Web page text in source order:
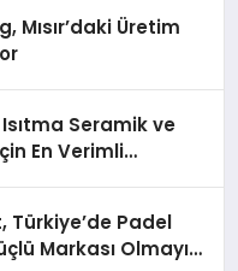
Mısır’daki Üretim
Seramik ve
En Verimli
Türkiye’de Padel
Markası Olmayı